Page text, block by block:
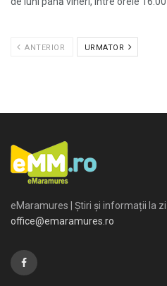
ANTERIOR URMATOR
eMaramures | Știri și informații la zi
office@emaramures.ro